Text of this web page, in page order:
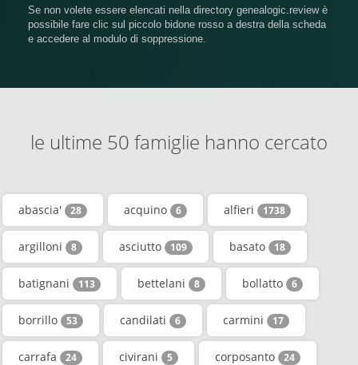
Se non volete essere elencati nella directory genealogic.review è
possibile fare clic sul piccolo bidone rosso a destra della scheda
e accedere al modulo di soppressione.
le ultime 50 famiglie hanno cercato
abascia' 28 acquino 6 alfieri 1738
argilloni 8 asciutto 109 basato 18
batignani 113 bettelani 8 bollatto 6
borrillo 53 candilati 6 carmini 17
carrafa 24 civirani 5 corposanto 24